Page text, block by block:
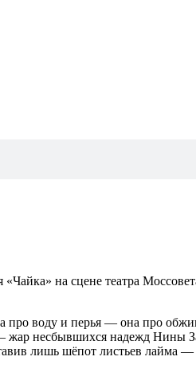
на сцене театра
про воду и перья — она про
несбывшихся надежд Нины
лишь шёпот листьев лайма —